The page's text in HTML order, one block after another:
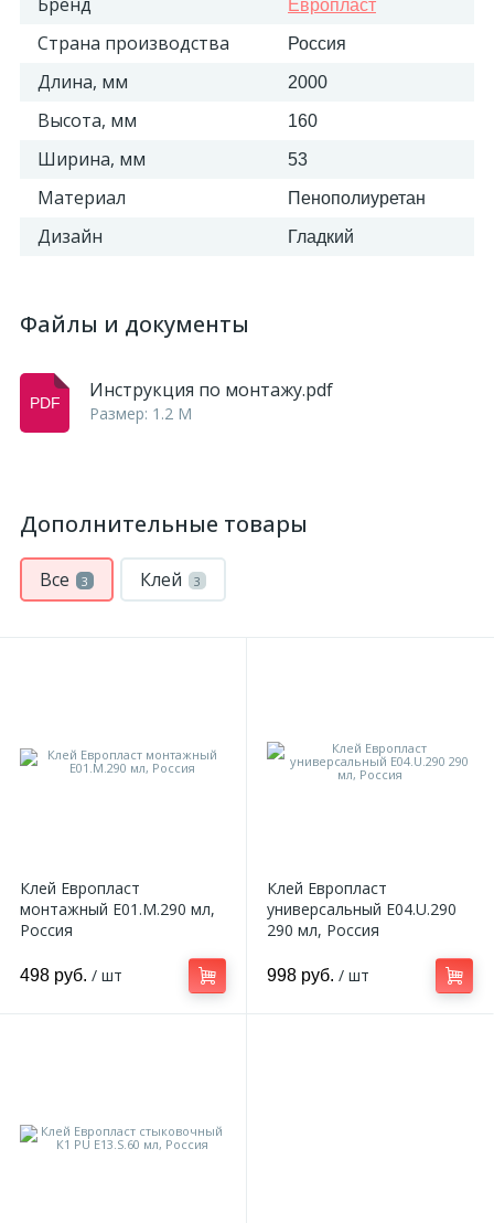
Европласт
Страна производства Россия
Длина, мм 2000
Высота, мм 160
Ширина, мм 53
Материал Пенополиуретан
Дизайн Гладкий
Файлы и документы
Инструкция по монтажу.pdf
Размер: 1.2 M
Дополнительные товары
Все 3 Клей 3
Клей Европласт
монтажный E01.M.290 мл,
Россия
498 руб. / шт
Клей Европласт
универсальный E04.U.290
290 мл, Россия
998 руб. / шт